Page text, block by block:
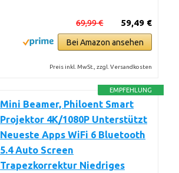
59,49 €
69,99 €
Bei Amazon ansehen
Preis inkl. MwSt., zzgl. Versandkosten
EMPFEHLUNG
Mini Beamer, Philoent Smart
Projektor 4K/1080P Unterstützt
Neueste Apps WiFi 6 Bluetooth
5.4 Auto Screen
Trapezkorrektur Niedriges